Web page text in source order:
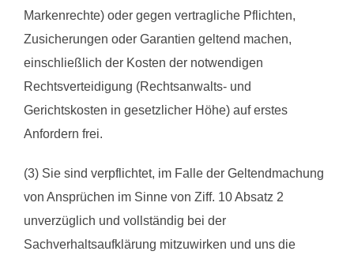
Markenrechte) oder gegen vertragliche Pflichten,
Zusicherungen oder Garantien geltend machen,
einschließlich der Kosten der notwendigen
Rechtsverteidigung (Rechtsanwalts- und
Gerichtskosten in gesetzlicher Höhe) auf erstes
Anfordern frei.
(3) Sie sind verpflichtet, im Falle der Geltendmachung
von Ansprüchen im Sinne von Ziff. 10 Absatz 2
unverzüglich und vollständig bei der
Sachverhaltsaufklärung mitzuwirken und uns die